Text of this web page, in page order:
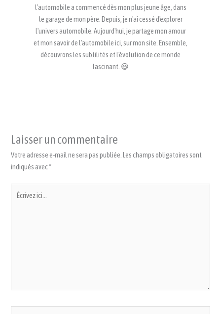
l'automobile a commencé dès mon plus jeune âge, dans
le garage de mon père. Depuis, je n'ai cessé d'explorer
l'univers automobile. Aujourd'hui, je partage mon amour
et mon savoir de l'automobile ici, sur mon site. Ensemble,
découvrons les subtilités et l'évolution de ce monde
fascinant. 😃
Laisser un commentaire
Votre adresse e-mail ne sera pas publiée. Les champs obligatoires sont
indiqués avec*
ici…